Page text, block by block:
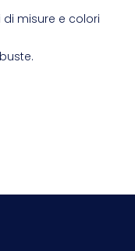
misure e colori